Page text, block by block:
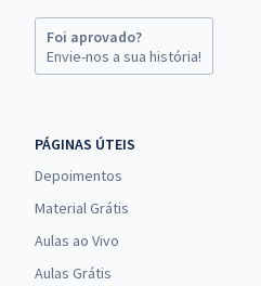
Foi aprovado?
Envie-nos a sua história!
PÁGINAS ÚTEIS
Depoimentos
Material Grátis
Aulas ao Vivo
Aulas Grátis